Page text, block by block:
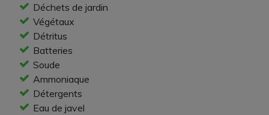
Déchets de jardin
Végétaux
Détritus
Batteries
Soude
Ammoniaque
Détergents
Eau de javel